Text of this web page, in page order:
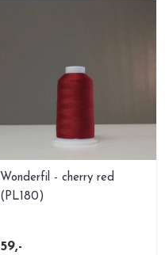
Wonderfil - cherry red
(PL180)
59,-